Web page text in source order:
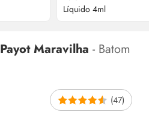
Maravilha - Batom
(47)